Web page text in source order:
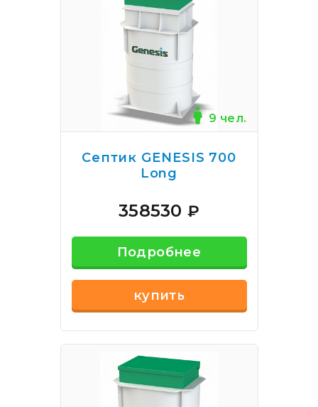
9 чел.
Септик GENESIS 700
Long
358530 ₽
Подробнее
купить